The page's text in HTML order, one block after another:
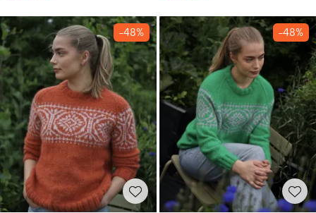
-48% -48%